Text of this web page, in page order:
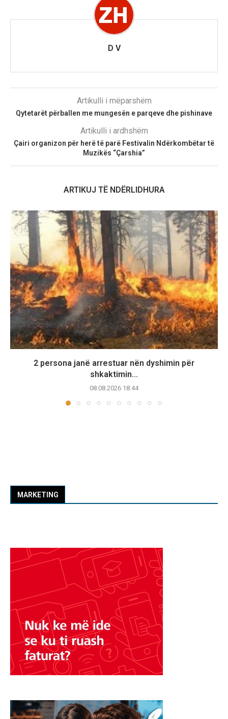
D V
Artikulli i mëparshëm
Qytetarët përballen me mungesën e parqeve dhe pishinave
Artikulli i ardhshëm
Çairi organizon për herë të parë Festivalin Ndërkombëtar të
Muzikës “Çarshia”
ARTIKUJ TË NDËRLIDHURA
2 persona janë arrestuar nën dyshimin për
shkaktimin...
08.08.2026 18:44
MARKETING